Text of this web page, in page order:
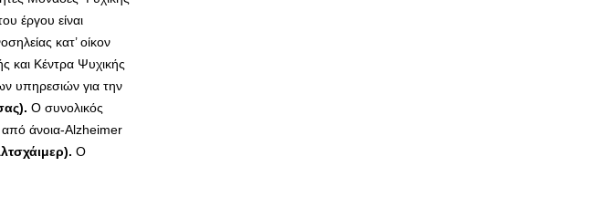
έργου είναι
κατ’ οίκον
και Κέντρα Ψυχικής
υπηρεσιών για την
Ο συνολικός
άνοια-Alzheimer
Ο